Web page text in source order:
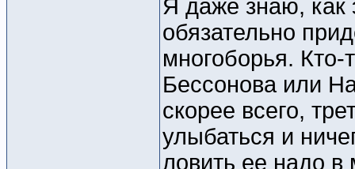
Я даже знаю, как
обязательно
многоборья.
Бессонова или
скорее всего,
улыбаться и
ловить ее надо в